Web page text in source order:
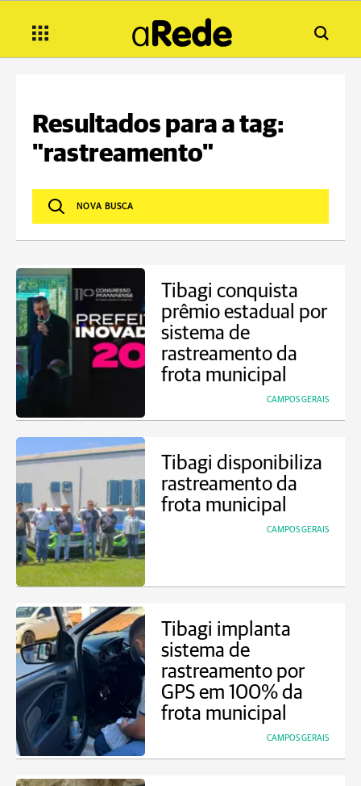
Resultados para a tag:
"rastreamento"
Tibagi conquista
prêmio estadual por
sistema de
rastreamento da
frota municipal
CAMPOS GERAIS
Tibagi disponibiliza
rastreamento da
frota municipal
CAMPOS GERAIS
Tibagi implanta
sistema de
rastreamento por
GPS em 100% da
frota municipal
CAMPOS GERAIS